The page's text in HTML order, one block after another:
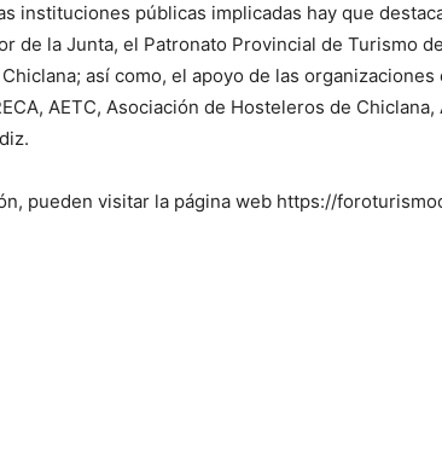
instituciones públicas implicadas hay que
de la Junta, el Patronato Provincial de Turismo
así como, el apoyo de las
AETC, Asociación de Hosteleros de
pueden visitar la página web https://